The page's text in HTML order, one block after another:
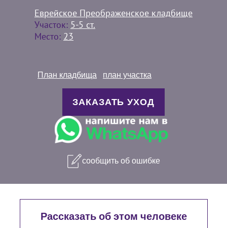
Еврейское Преображенское кладбище
Участок: 5-5 ст.
Место: 23
План кладбища план участка
ЗАКАЗАТЬ УХОД
сообщить об ошибке
Рассказать об этом человеке